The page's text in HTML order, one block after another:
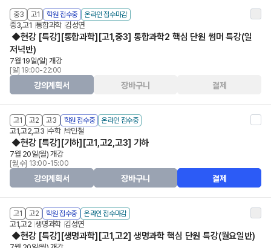
중3 고1 학원 접수중 온라인 접수마감
중3,고1 통합과학 김성연
◆현강 [특강][통합과학][고1,중3] 통합과학2 핵심 단원 썸머 특강(일
저녁반)
7월 19일(일) 개강
[일] 19:00-22:00
강의계획서 장바구니 결제
고1 고2 고3 학원 접수중 온라인 접수중
고1,고2,고3 수학 박민철
◆현강 [특강][기하][고1,고2,고3] 기하
7월 20일(월) 개강
[월,수] 13:00-15:00
강의계획서 장바구니 결제
고1 고2 학원 접수중 온라인 접수마감
고1,고2 생명과학 김성연
◆현강 [특강][생명과학][고1,고2] 생명과학 핵심 단원 특강(월요일반)